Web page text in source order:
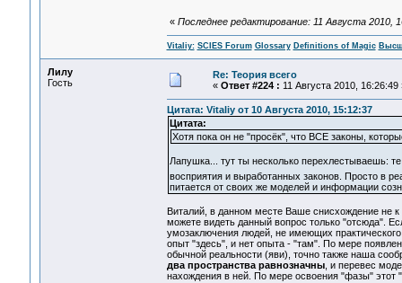
« Последнее редактирование: 11 Августа 2010,
Vitaliy: SCIES Forum Glossary Definitions of Magic
Лилу
Гость
Re: Теория всего
« Ответ #224 : 11 Августа 2010, 16:26:49
Цитата: Vitaliy от 10 Августа 2010, 15:12:37
Цитата:
Хотя пока он не "просёк", что ВСЕ законы,
Лапушка... тут ты несколько перехлестываешь:
восприятия и выработанных законов. Просто в
питается от своих же моделей и информации
Виталий, в данном месте Ваше снисхождение не
можете видеть данный вопрос только "отсюда".
умозаключения людей, не имеющих
опыт "здесь", и нет опыта - "там". По мере
обычной реальности (яви), точно также наша
два пространства равнозначны, и перевес
нахождения в ней. По мере освоения "фазы" этот